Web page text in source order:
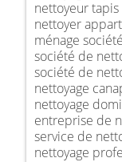
nettoyeur
nettoyer
ménage société
société de
société de
nettoyage
nettoyage
entreprise de
service de
nettoyage